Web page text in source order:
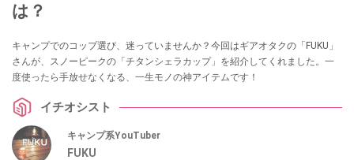
は？
キャンプでのコップ選び、迷っていませんか？今回はギアオタクの「FUKU」
さんが、スノーピークの「チタンシェラカップ」を紹介してくれました。一
度使ったら手放せなくなる、一生モノの神アイテムです！
イチオシスト
キャンプ系YouTuber
FUKU